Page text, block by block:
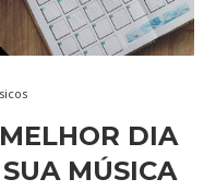
DIA
MÚSICA